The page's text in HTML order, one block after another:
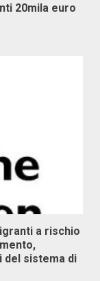
20mila euro
a rischio
del sistema di